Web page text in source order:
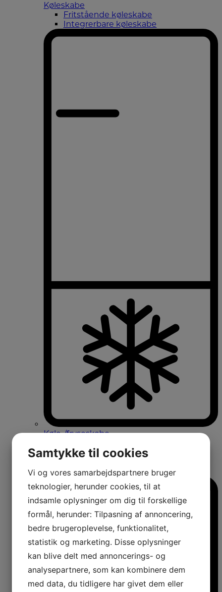
Køleskabe
Fritstående køleskabe
Integrerbare køleskabe
Køle-/fryseskabe
Integrerbare køle-/fryseskabe
Amerikanerkøleskabe
Samtykke til cookies
Vi og vores samarbejdspartnere bruger
teknologier, herunder cookies, til at
indsamle oplysninger om dig til forskellige
formål, herunder: Tilpasning af annoncering,
bedre brugeroplevelse, funktionalitet,
statistik og marketing. Disse oplysninger
kan blive delt med annoncerings- og
analysepartnere, som kan kombinere dem
med data, du tidligere har givet dem eller